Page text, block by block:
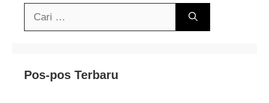
Cari
Pos-pos Terbaru